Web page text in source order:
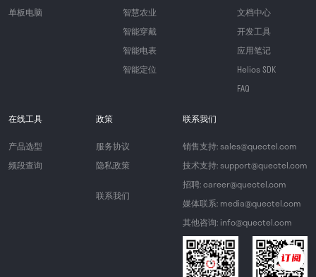
单板电脑
智慧农业
智能穿戴
智能电表
智能定位
文档中心
开发工具
应用笔记
Helios SDK
FAQ
在线工具
产品选型
频段查询
政策
服务协议
隐私政策
联系我们
联系我们
销售支持: sales@quectel.com
技术支持: support@quectel.com
招聘: career@quectel.com
媒体联系: media@quectel.com
其他咨询: info@quectel.com